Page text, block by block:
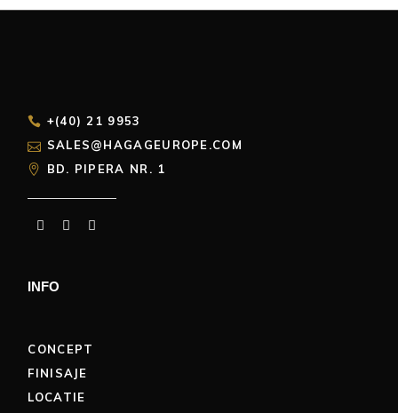
+(40) 21 9953
SALES@HAGAGEUROPE.COM
BD. PIPERA NR. 1
INFO
CONCEPT
FINISAJE
LOCATIE